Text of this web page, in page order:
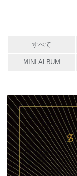
すべて
MINI ALBUM